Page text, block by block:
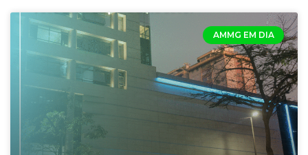
AMMG EM DIA